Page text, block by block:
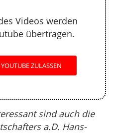
Videos werden
übertragen.
ZULASSEN
sind auch die
a.D. Hans-